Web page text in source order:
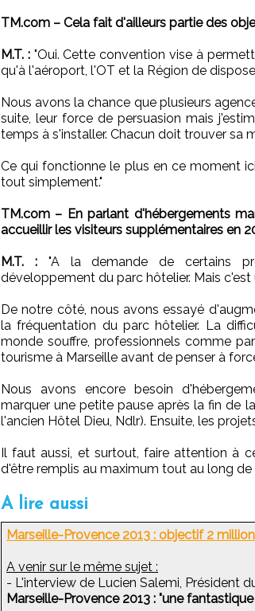
TM.com – Cela fait d'ailleurs partie des
M.T. :"Oui. Cette convention vise à
qu'à l'aéroport, l'OT et la Région de
Nous avons la chance que plusieurs
suite, leur force de persuasion mais
temps à s'installer. Chacun doit trouver sa
Ce qui fonctionne le plus en ce moment
tout simplement."
TM.com – En parlant d'hébergements
accueillir les visiteurs supplémentaires en
M.T. :"A la demande de certains
développement du parc hôtelier. Mais
De notre côté, nous avons essayé
la fréquentation du parc hôtelier. La
monde souffre, professionnels comme
tourisme à Marseille avant de penser à
Nous avons encore besoin
marquer une petite pause après la fin de
l'ancien Hôtel Dieu, Ndlr). Ensuite, les
Il faut aussi, et surtout, faire attention à
d'être remplis au maximum tout au long de
A lire aussi
Marseille-Provence 2013 : objectif 2
A venir sur le même sujet :
- L'interview de Lucien Salemi, Président
Marseille-Provence 2013 : "une